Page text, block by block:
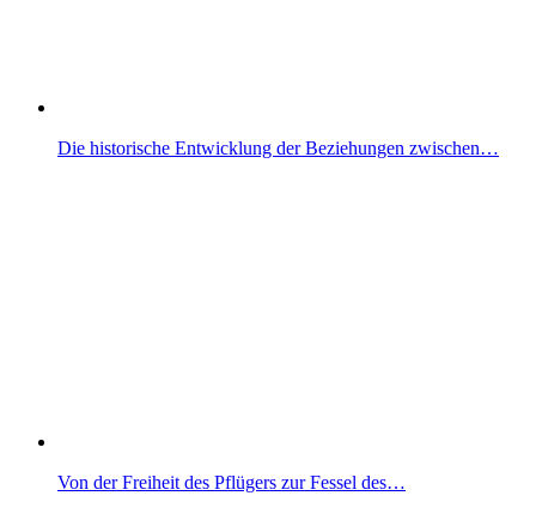
Die historische Entwicklung der Beziehungen zwischen…
Von der Freiheit des Pflügers zur Fessel des…